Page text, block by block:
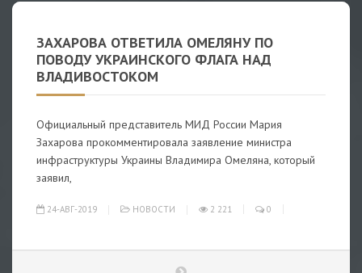
ЗАХАРОВА ОТВЕТИЛА ОМЕЛЯНУ ПО
ПОВОДУ УКРАИНСКОГО ФЛАГА НАД
ВЛАДИВОСТОКОМ
Официальный представитель МИД России Мария
Захарова прокомментировала заявление министра
инфраструктуры Украины Владимира Омеляна, который
заявил,
24-АВГ-2019 НОВОСТИ 2 221 0